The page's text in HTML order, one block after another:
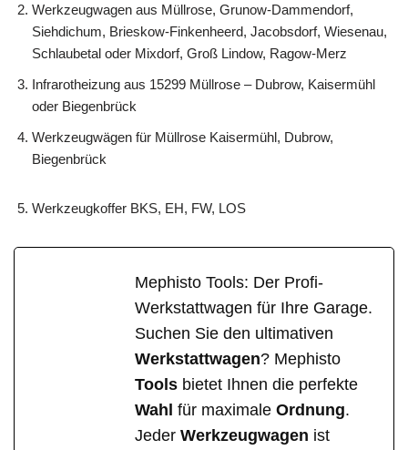
Werkzeugwagen aus Müllrose, Grunow-Dammendorf,
Siehdichum, Brieskow-Finkenheerd, Jacobsdorf, Wiesenau,
Schlaubetal oder Mixdorf, Groß Lindow, Ragow-Merz
Infrarotheizung aus 15299 Müllrose – Dubrow, Kaisermühl
oder Biegenbrück
Werkzeugwägen für Müllrose Kaisermühl, Dubrow,
Biegenbrück
Werkzeugkoffer BKS, EH, FW, LOS
Mephisto Tools: Der Profi-
Werkstattwagen für Ihre Garage.
Suchen Sie den ultimativen
Werkstattwagen? Mephisto
Tools bietet Ihnen die perfekte
Wahl für maximale Ordnung.
Jeder Werkzeugwagen ist